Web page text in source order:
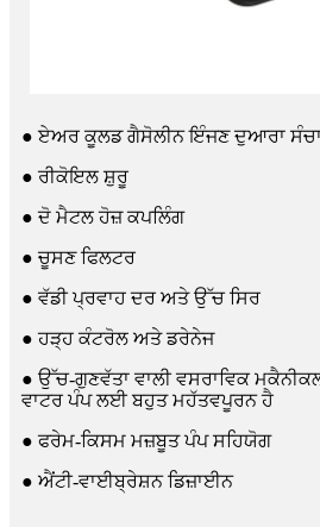
● ਏਅਰ ਕੂਲਡ ਗੈਸੋਲੀਨ ਇੰਜਣ ਦੁਆਰਾ
● ਰੀਕੋਇਲ ਸ਼ੁਰੂ
● ਦੋ ਮੈਟਲ ਹੋਜ਼ ਕਪਲਿੰਗ
● ਚੂਸਣ ਫਿਲਟਰ
● ਵੱਡੀ ਪ੍ਰਵਾਹ ਦਰ ਅਤੇ ਉੱਚ ਸਿਰ
● ਹੜ੍ਹ ਕੰਟਰੋਲ ਅਤੇ ਡਰੇਨੇਜ
● ਉੱਚ-ਗੁਣਵੱਤਾ ਵਾਲੀ ਵਸਰਾਵਿਕ
ਵਾਟਰ ਪੰਪ ਲਈ ਬਹੁਤ ਮਹੱਤਵਪੂਰਨ ਹੈ
● ਫਰੇਮ-ਕਿਸਮ ਮਜ਼ਬੂਤ ​​ਪੰਪ ਸਹਿਯੋਗ
● ਐਂਟੀ-ਵਾਈਬ੍ਰੇਸ਼ਨ ਡਿਜ਼ਾਈਨ